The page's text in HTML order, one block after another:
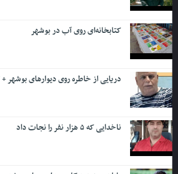
کتابخانه‌ای روی آب در بوشهر
دریایی از خاطره روی دیوارهای بوشهر +
ناخدایی که ۵ هزار نفر را نجات داد